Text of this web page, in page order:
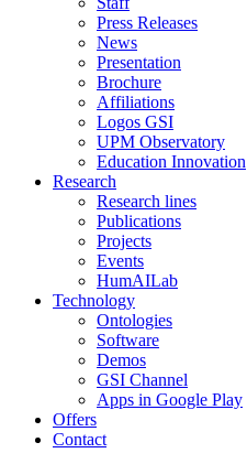
Press Releases
News
Presentation
Brochure
Affiliations
Logos GSI
UPM Observatory
Education Innovation
Research
Research lines
Publications
Projects
Events
HumAILab
Technology
Ontologies
Software
Demos
GSI Channel
Apps in Google Play
Offers
Contact